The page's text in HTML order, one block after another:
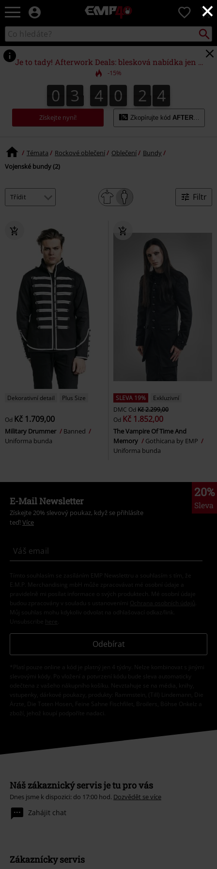
×
EMP
Hudba,
filmy
&
seriály,
Merch
pro
hráče,
Alternativní
móda
0
Katalog
vyhledávání
Je to tady! Afterwork Deals: blesková nabídka jen do půlnoci!
-15%
0
0 3
3 4
4 0
0 2
2 3
4
3
5
4
Získejte nyní! Zkopírujte kód AFTERWORK
Témata Rockové oblečení Oblečení
Bundy
Vojenské bundy (2)
Filtr
Dekorativní detail Plus Size
Od Kč 1.709,00
Military Drummer
Banned
Uniforma bunda
SLEVA 19%
Exkluzivní
DMC Od Kč 2.299,00
Od Kč 1.852,00
The Vampire Of Time And
Memory
Gothicana by EMP
Uniforma bunda
20%
Sleva
E-Mail Newsletter
Získejte 20% slevový poukaz, když se přihlásíte
teď! Více
Tímto souhlasím se zasíláním EMP Newslettru a souhlasím s tím, že
E.M.P. Merchandising mbH může zpracovávat mé osobní údaje a
pravidelně mi posílat informace o svých produktech. Mé osobní údaje
budou zpracovány v souladu s ustanoveními
Ochrana osobních údajů
Můj souhlas mohu kdykoliv odvolat na odhlašovací odkaz/link.
Unsubscribe here
Odebírat
*Platí pouze online a kód je platný jen 4 týdny. Nelze kombinovat s jinými
slevovými kódy. Po vložení a potvrzení kódu bude sleva automaticky
odečtena z vašeho nákupního košíku. Nevztahuje se na média, knihy,
vstupenky, dárkové poukazy, produkty: Rammstein, (Till) Lindemann, Die
Ärzte, Die Toten Hosen, Feine Sahne Fischfilet, Broilers, Böhse Onkelz a
zboží, jehož koupí podpoříte nadaci.
Náš zákaznický servis je tu pro vás
Dnes jsme k dispozici: do 17:00 hod. Dozvědět se více
Zahájit chat
Zákaznícky servis